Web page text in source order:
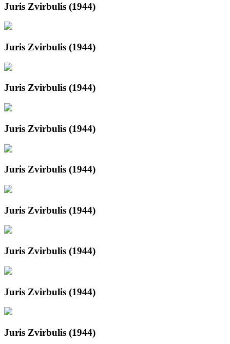
Juris Zvirbulis (1944)
Juris Zvirbulis (1944)
Juris Zvirbulis (1944)
Juris Zvirbulis (1944)
Juris Zvirbulis (1944)
Juris Zvirbulis (1944)
Juris Zvirbulis (1944)
Juris Zvirbulis (1944)
Juris Zvirbulis (1944)